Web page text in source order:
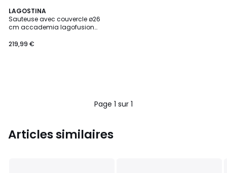
LAGOSTINA
Sauteuse avec couvercle ø26
cm accademia lagofusion
219,99 €
Page 1 sur 1
Articles similaires